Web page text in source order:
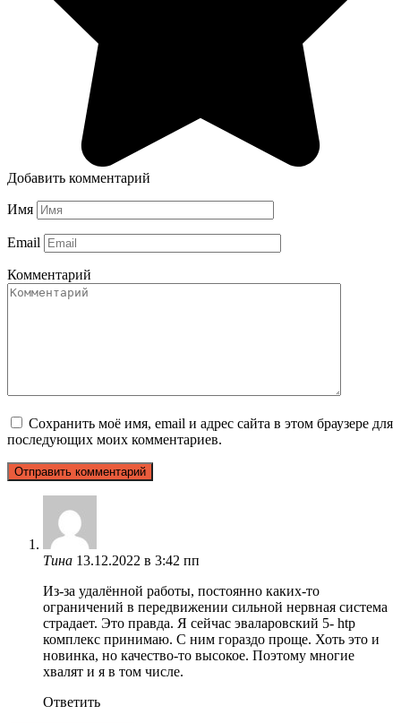
Добавить комментарий
Имя
Email
Комментарий
Сохранить моё имя, email и адрес сайта в этом браузере для
последующих моих комментариев.
Тина 13.12.2022 в 3:42 пп
Из-за удалённой работы, постоянно каких-то
ограничений в передвижении сильной нервная система
страдает. Это правда. Я сейчас эваларовский 5- htp
комплекс принимаю. С ним гораздо проще. Хоть это и
новинка, но качество-то высокое. Поэтому многие
хвалят и я в том числе.
Ответить